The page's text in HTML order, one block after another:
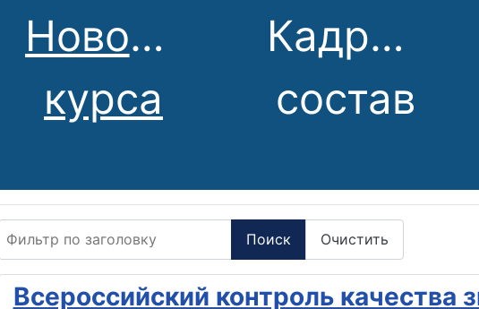
Новости
курса
Кадровый
состав
Поиск Очистить
Всероссийский контроль качества